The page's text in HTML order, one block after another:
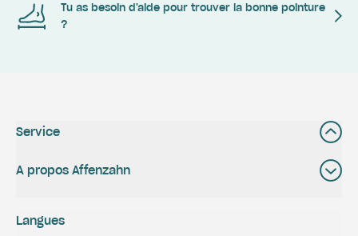
Tu as besoin d'aide pour trouver la bonne pointure
?
Service
A propos Affenzahn
Langues